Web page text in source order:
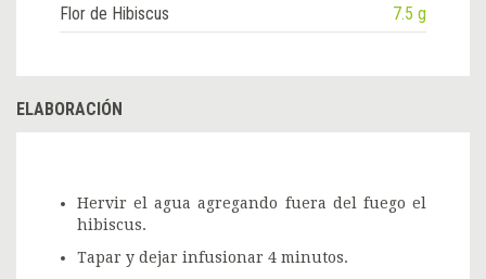
Flor de Hibiscus
7.5 g
ELABORACIÓN
Hervir el agua agregando fuera del fuego el
hibiscus.
Tapar y dejar infusionar 4 minutos.